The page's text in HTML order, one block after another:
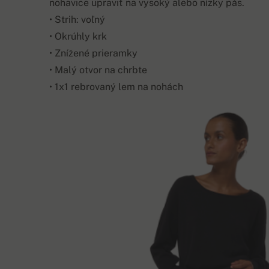
nohavice upraviť na vysoký alebo nízky pás.
• Strih: voľný
• Okrúhly krk
• Znížené prieramky
• Malý otvor na chrbte
• 1x1 rebrovaný lem na nohách